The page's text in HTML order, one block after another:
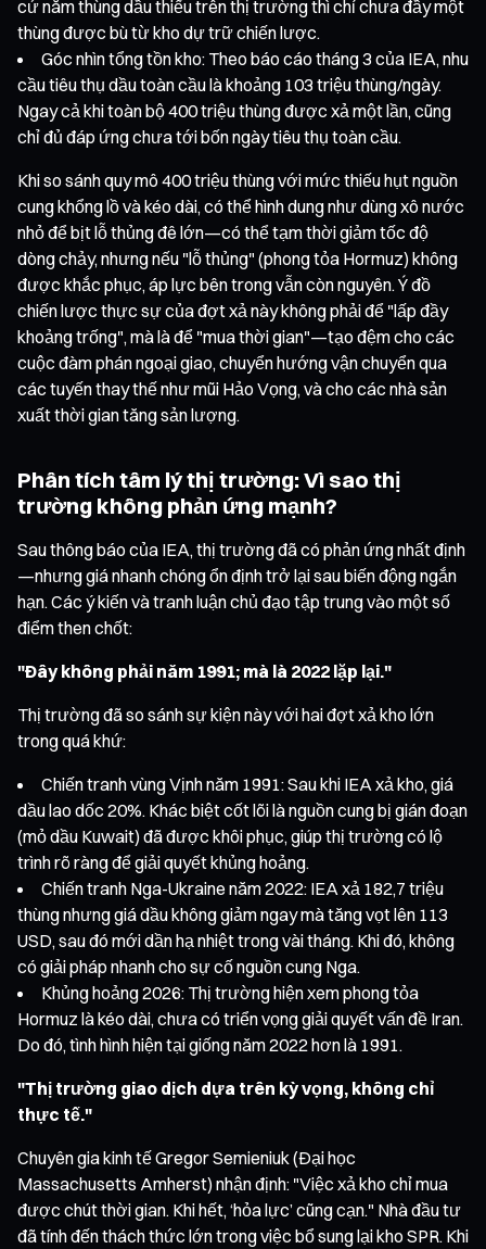
cứ năm thùng dầu thiếu trên thị trường thì chỉ chưa đầy một
thùng được bù từ kho dự trữ chiến lược.
Góc nhìn tổng tồn kho: Theo báo cáo tháng 3 của IEA, nhu
cầu tiêu thụ dầu toàn cầu là khoảng 103 triệu thùng/ngày.
Ngay cả khi toàn bộ 400 triệu thùng được xả một lần, cũng
chỉ đủ đáp ứng chưa tới bốn ngày tiêu thụ toàn cầu.
Khi so sánh quy mô 400 triệu thùng với mức thiếu hụt nguồn
cung khổng lồ và kéo dài, có thể hình dung như dùng xô nước
nhỏ để bịt lỗ thủng đê lớn—có thể tạm thời giảm tốc độ
dòng chảy, nhưng nếu "lỗ thủng" (phong tỏa Hormuz) không
được khắc phục, áp lực bên trong vẫn còn nguyên. Ý đồ
chiến lược thực sự của đợt xả này không phải để "lấp đầy
khoảng trống", mà là để "mua thời gian"—tạo đệm cho các
cuộc đàm phán ngoại giao, chuyển hướng vận chuyển qua
các tuyến thay thế như mũi Hảo Vọng, và cho các nhà sản
xuất thời gian tăng sản lượng.
Phân tích tâm lý thị trường: Vì sao thị
trường không phản ứng mạnh?
Sau thông báo của IEA, thị trường đã có phản ứng nhất định
—nhưng giá nhanh chóng ổn định trở lại sau biến động ngắn
hạn. Các ý kiến và tranh luận chủ đạo tập trung vào một số
điểm then chốt:
"Đây không phải năm 1991; mà là 2022 lặp lại."
Thị trường đã so sánh sự kiện này với hai đợt xả kho lớn
trong quá khứ:
Chiến tranh vùng Vịnh năm 1991: Sau khi IEA xả kho, giá
dầu lao dốc 20%. Khác biệt cốt lõi là nguồn cung bị gián đoạn
(mỏ dầu Kuwait) đã được khôi phục, giúp thị trường có lộ
trình rõ ràng để giải quyết khủng hoảng.
Chiến tranh Nga-Ukraine năm 2022: IEA xả 182,7 triệu
thùng nhưng giá dầu không giảm ngay mà tăng vọt lên 113
USD, sau đó mới dần hạ nhiệt trong vài tháng. Khi đó, không
có giải pháp nhanh cho sự cố nguồn cung Nga.
Khủng hoảng 2026: Thị trường hiện xem phong tỏa
Hormuz là kéo dài, chưa có triển vọng giải quyết vấn đề Iran.
Do đó, tình hình hiện tại giống năm 2022 hơn là 1991.
"Thị trường giao dịch dựa trên kỳ vọng, không chỉ
thực tế."
Chuyên gia kinh tế Gregor Semieniuk (Đại học
Massachusetts Amherst) nhận định: "Việc xả kho chỉ mua
được chút thời gian. Khi hết, ‘hỏa lực’ cũng cạn." Nhà đầu tư
đã tính đến thách thức lớn trong việc bổ sung lại kho SPR. Khi